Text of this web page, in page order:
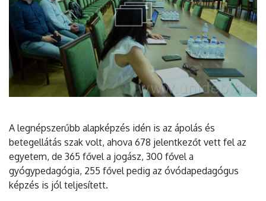
A legnépszerűbb alapképzés idén is az ápolás és
betegellátás szak volt, ahova 678 jelentkezőt vett fel az
egyetem, de 365 fővel a jogász, 300 fővel a
gyógypedagógia, 255 fővel pedig az óvódapedagógus
képzés is jól teljesített.